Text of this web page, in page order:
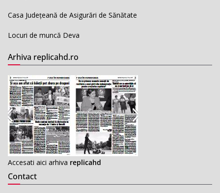
Casa Județeană de Asigurări de Sănătate
Locuri de muncă Deva
Arhiva replicahd.ro
Accesati aici arhiva replicahd
Contact